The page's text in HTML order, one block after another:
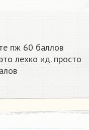
пж 60 баллов
лехко ид. просто